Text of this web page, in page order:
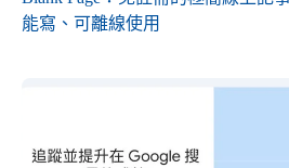
能寫、可離線使用